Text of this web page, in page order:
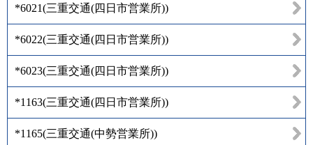
*6021(三重交通(四日市営業所))
*6022(三重交通(四日市営業所))
*6023(三重交通(四日市営業所))
*1163(三重交通(四日市営業所))
*1165(三重交通(中勢営業所))